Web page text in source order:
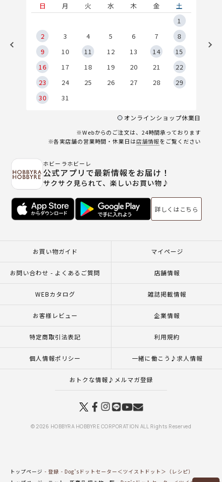
日
月 火 水 木 金
土
1
2
3 4 5 6 7
8
9
10 11 12 13 14
15
16
17 18 19 20 21
22
23
24 25 26 27 28
29
30
31
オンラインショップ休業日
※Webからのご注文は、24時間承っております
※各実店舗の営業時間・休業日は店舗情報をご覧ください
ホビーラホビーレ
公式アプリで最新情報をお届け！
サクサク見られて、楽しいお買い物♪
詳しくはこちら
お買い物ガイド マイページ
お問い合わせ - よくあるご質問 店舗情報
WEBカタログ 雑誌掲載情報
お客様レビュー 企業情報
特定商取引法表記 利用規約
個人情報ポリシー 一緒に働こう♪求人情報
おトクな情報♪メルマガ登録
© 2026 HOBBYRA HOBBYRE CORPORATION ALL Rights Reserved
トップページ 登録
Dog’sドットセーター＜ツイストドット＞（レシピ）